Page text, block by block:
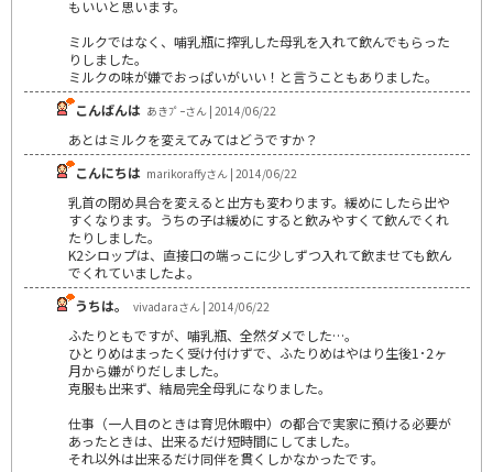
もいいと思います。
ミルクではなく、哺乳瓶に搾乳した母乳を入れて飲んでもらった
りしました。
ミルクの味が嫌でおっぱいがいい！と言うこともありました。
こんばんは あきﾌﾟｰさん | 2014/06/22
あとはミルクを変えてみてはどうですか？
こんにちは marikoraffyさん | 2014/06/22
乳首の閉め具合を変えると出方も変わります。緩めにしたら出や
すくなります。うちの子は緩めにすると飲みやすくて飲んでくれ
たりしました。
K2シロップは、直接口の端っこに少しずつ入れて飲ませても飲ん
でくれていましたよ。
うちは。
vivadaraさん | 2014/06/22
ふたりともですが、哺乳瓶、全然ダメでした…。
ひとりめはまったく受け付けずで、ふたりめはやはり生後1･2ヶ
月から嫌がりだしました。
克服も出来ず、結局完全母乳になりました。
仕事（一人目のときは育児休暇中）の都合で実家に預ける必要が
あったときは、出来るだけ短時間にしてました。
それ以外は出来るだけ同伴を貫くしかなかったです。